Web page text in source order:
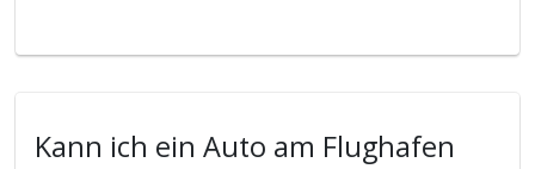
Kann ich ein Auto am Flughafen